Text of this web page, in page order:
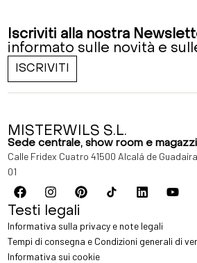
Iscriviti alla nostra
informato sulle novità e
ISCRIVITI
MISTERWILS S.L.
Sede centrale, show room e
Calle Fridex Cuatro 41500 Alcalá de
01
Testi legali
Informativa sulla privacy e note legali
Tempi di consegna e Condizioni generali di
Informativa sui cookie